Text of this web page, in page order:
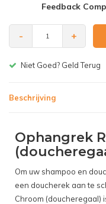
Feedback
- +
Niet Goed? Geld Terug
Beschrijving
Ophangrek
Om uw shampoo en
een doucherek aan te
Chroom (doucheregaal)